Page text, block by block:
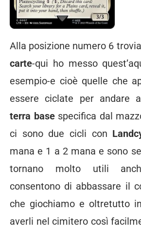
Alla posizione numero 6
carte-qui ho messo
esempio-e cioè quelle che
essere ciclate per andare
terra basespecifica dal
ci sono due cicli con
mana e 1 a 2 mana e sono
tornano molto utili
consentono di abbassare il
che giochiamo e oltretutto
averli nel cimitero così